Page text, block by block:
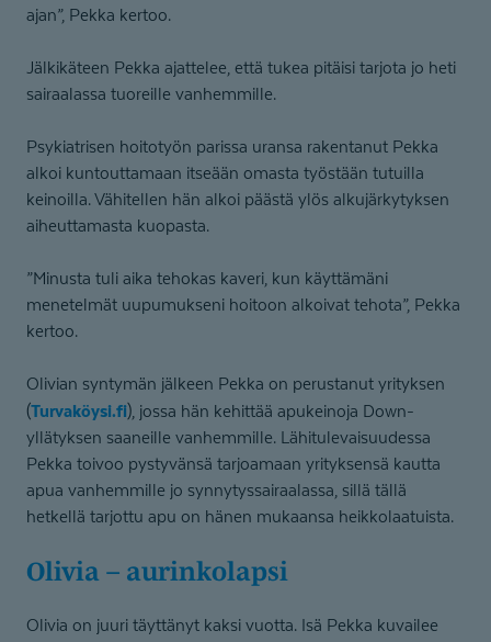
ajan”, Pekka kertoo.
Jälkikäteen Pekka ajattelee, että tukea pitäisi tarjota jo heti
sairaalassa tuoreille vanhemmille.
Psykiatrisen hoitotyön parissa uransa rakentanut Pekka
alkoi kuntouttamaan itseään omasta työstään tutuilla
keinoilla. Vähitellen hän alkoi päästä ylös alkujärkytyksen
aiheuttamasta kuopasta.
”Minusta tuli aika tehokas kaveri, kun käyttämäni
menetelmät uupumukseni hoitoon alkoivat tehota”, Pekka
kertoo.
Olivian syntymän jälkeen Pekka on perustanut yrityksen
(Turvaköysi.fi), jossa hän kehittää apukeinoja Down-
yllätyksen saaneille vanhemmille. Lähitulevaisuudessa
Pekka toivoo pystyvänsä tarjoamaan yrityksensä kautta
apua vanhemmille jo synnytyssairaalassa, sillä tällä
hetkellä tarjottu apu on hänen mukaansa heikkolaatuista.
Olivia – aurinkolapsi
Olivia on juuri täyttänyt kaksi vuotta. Isä Pekka kuvailee